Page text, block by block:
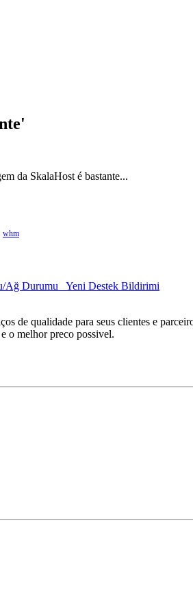
da SkalaHost é bastante...
whm
Ağ Durumu Yeni Destek Bildirimi
de qualidade para seus clientes e
o melhor preco possivel.